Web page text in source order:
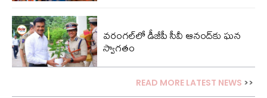
వరంగల్‌లో డీజీపీ సీవీ ఆనంద్‌కు ఘన
స్వాగతం
READ MORE LATEST NEWS >>